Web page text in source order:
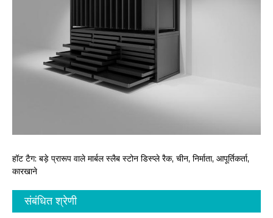
हॉट टैग: बड़े प्रारूप वाले मार्बल स्लैब स्टोन डिस्प्ले रैक, चीन, निर्माता, आपूर्तिकर्ता,
कारखाने
संबंधित श्रेणी